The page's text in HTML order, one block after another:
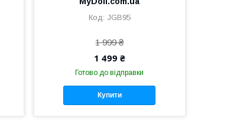
JGB95
1 999 ₴
1 499 ₴
Готово до відправки
Купити